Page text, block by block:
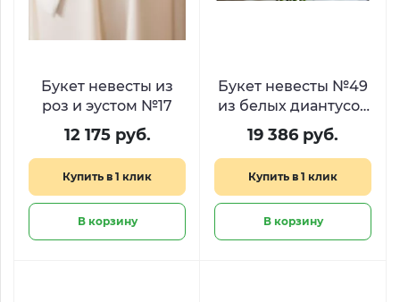
Букет невесты из
роз и эустом №17
12 175 руб.
Купить в 1 клик
В корзину
Букет невесты №49
из белых диантусов
и гипсофилы
19 386 руб.
Купить в 1 клик
В корзину